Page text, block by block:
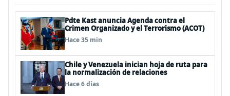
Pdte Kast anuncia Agenda contra el
Crimen Organizado y el Terrorismo (ACOT)
Hace 35 min
Chile y Venezuela inician hoja de ruta para
la normalización de relaciones
Hace 6 días